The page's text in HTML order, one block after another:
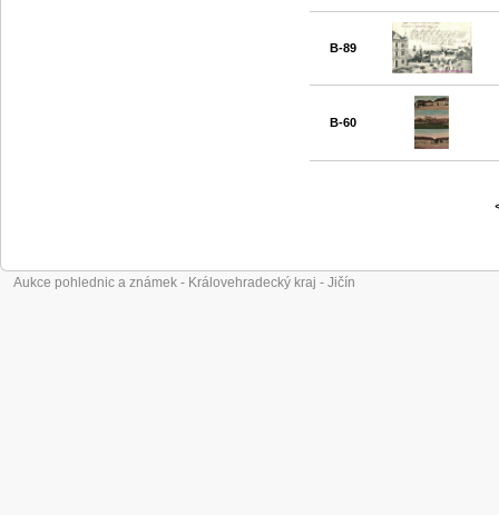
B-89
B-60
Aukce pohlednic a známek - Královehradecký kraj - Jičín